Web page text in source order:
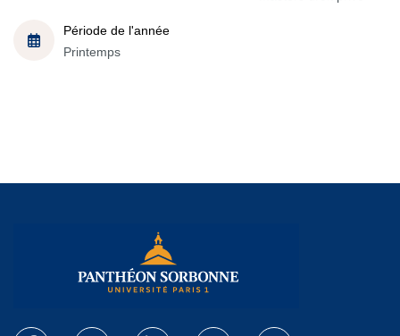
Période de l'année
Printemps